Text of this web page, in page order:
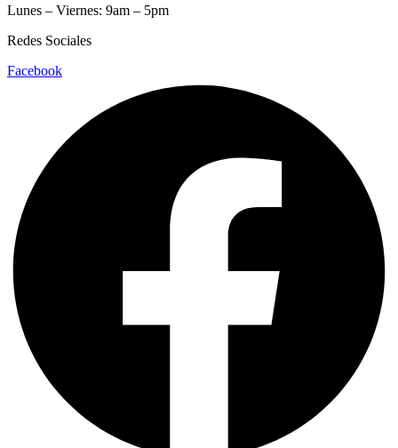
Lunes – Viernes: 9am – 5pm
Redes Sociales
Facebook